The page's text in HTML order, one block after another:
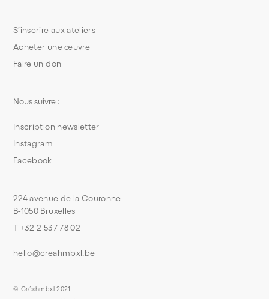
S’inscrire aux ateliers
Acheter une œuvre
Faire un don
224 avenue de la Couronne
B-1050 Bruxelles
T +32 2 537 78 02
hello@creahmbxl.be
Nous suivre :
Inscription newsletter
Instagram
Facebook
© Créahmbxl 2021